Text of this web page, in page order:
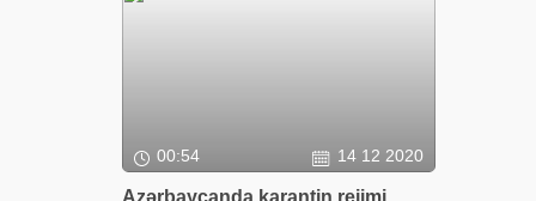
00:54 14 12 2020